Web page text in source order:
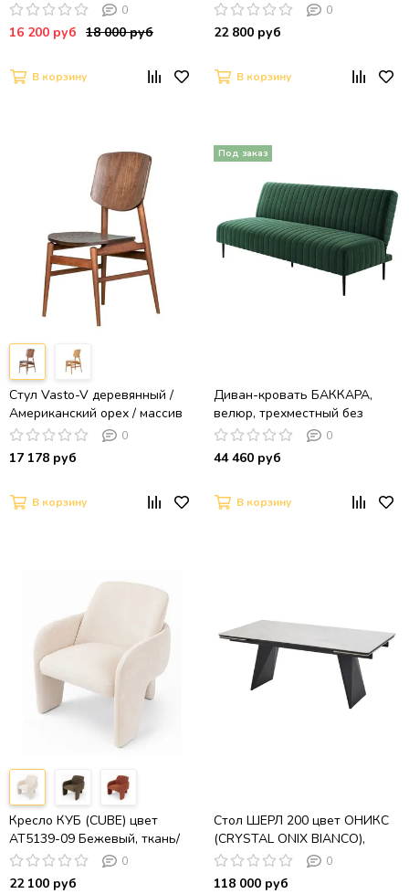
экокожа/ Серый 132, ткань /
черный каркас, ®DISAUR
0
16 200 руб 18 000 руб
В корзину
0
22 800 руб
В корзину
Стул Vasto-V деревянный /
Американский орех / массив
Бука
0
17 178 руб
В корзину
Диван-кровать БАККАРА,
велюр, трехместный без
подлокотников, прямой, клик-
кляк
0
44 460 руб
В корзину
Кресло КУБ (CUBE) цвет
AT5139-09 Бежевый, ткань/
каркас металл в тканевой
обивке AT5139-09 ®DISAUR
0
22 100 руб
Стол ШЕРЛ 200 цвет ОНИКС
(CRYSTAL ONIX BIANCO),
керамика / Черный каркас
0
118 000 руб